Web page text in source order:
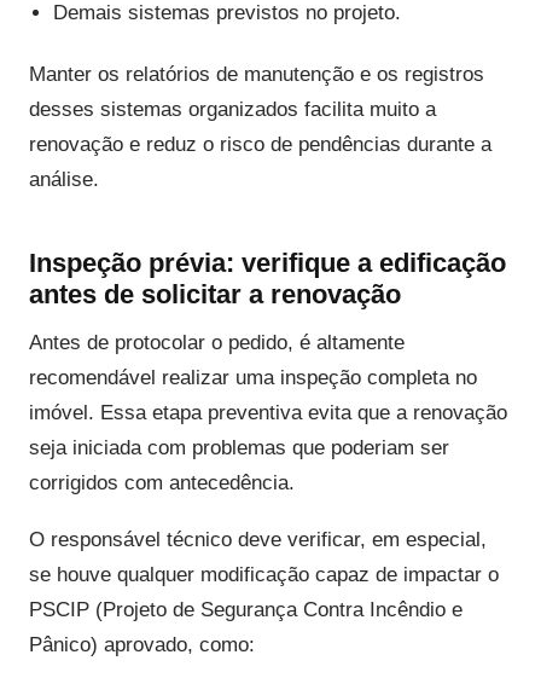
Demais sistemas previstos no projeto.
Manter os relatórios de manutenção e os registros
desses sistemas organizados facilita muito a
renovação e reduz o risco de pendências durante a
análise.
Inspeção prévia: verifique a edificação
antes de solicitar a renovação
Antes de protocolar o pedido, é altamente
recomendável realizar uma inspeção completa no
imóvel. Essa etapa preventiva evita que a renovação
seja iniciada com problemas que poderiam ser
corrigidos com antecedência.
O responsável técnico deve verificar, em especial,
se houve qualquer modificação capaz de impactar o
PSCIP (Projeto de Segurança Contra Incêndio e
Pânico) aprovado, como: